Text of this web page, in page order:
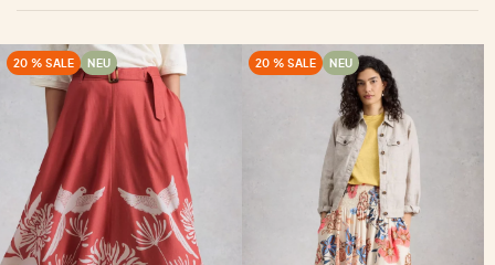
20 % SALE NEU 20 % SALE NEU